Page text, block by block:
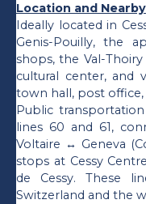
Location and
Ideally located in
Genis-Pouilly, the
shops, the Val-
cultural center, and
town hall, post office,
Public
lines 60 and 61,
Voltaire ↔ Geneva
stops at Cessy
de Cessy. These
Switzerland and the